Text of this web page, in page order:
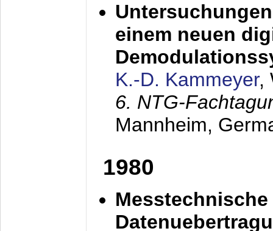
einem neuen
K.-D. Kammeyer,
6. NTG-
Mannheim,
1980